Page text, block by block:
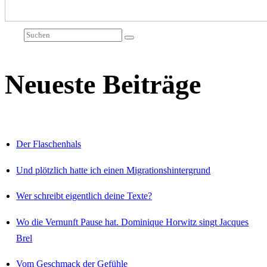
Neueste Beiträge
Der Flaschenhals
Und plötzlich hatte ich einen Migrationshintergrund
Wer schreibt eigentlich deine Texte?
Wo die Vernunft Pause hat. Dominique Horwitz singt Jacques
Brel
Vom Geschmack der Gefühle